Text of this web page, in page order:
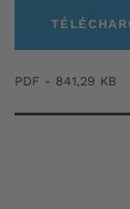
PDF - 841,29 KB